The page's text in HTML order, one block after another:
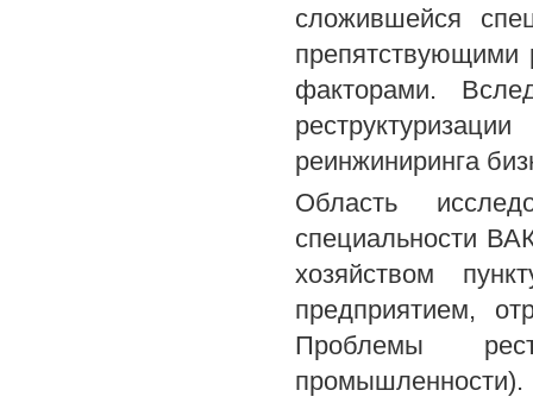
сложившейся
препятствующими
факторами.
реинжиниринга
Область
специальности
хозяйством
предприятием,
Проблемы
промышленности).